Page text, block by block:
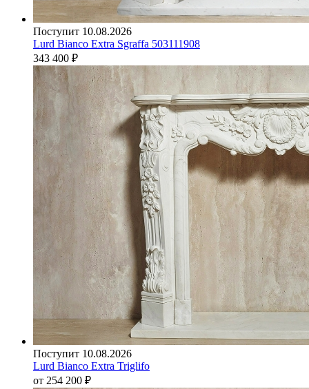
Поступит 10.08.2026
Lurd Bianco Extra Sgraffa 503111908
343 400 ₽
Поступит 10.08.2026
Lurd Bianco Extra Triglifo
от 254 200 ₽